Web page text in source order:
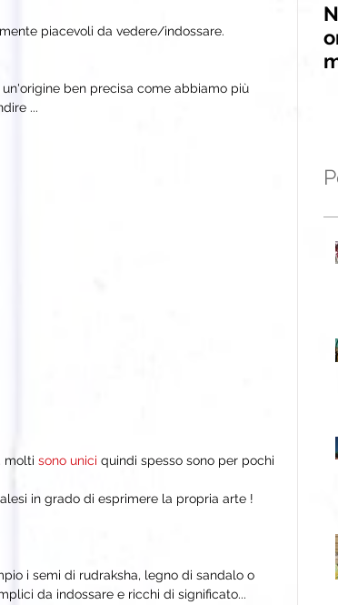
piacevoli da vedere/indossare.
ben precisa come abbiamo più
...
molti sono unici quindi spesso sono per pochi
in grado di esprimere la propria arte !
i semi di rudraksha, legno di sandalo o
da indossare e ricchi di significato...